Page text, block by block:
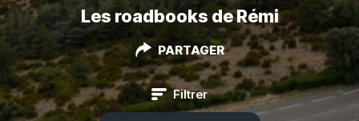
Les roadbooks de Rémi
PARTAGER
Filtrer